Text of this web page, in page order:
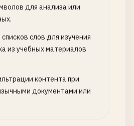
для анализа или
слов для изучения
из учебных материалов
контента при
документами или